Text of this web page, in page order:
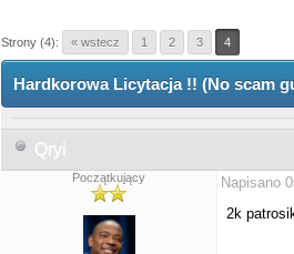
Strony (4): « wstecz 1 2 3 4
Hardkorowa Licytacja !! (No scam
Qryi
Początkujący
Napisano
2k